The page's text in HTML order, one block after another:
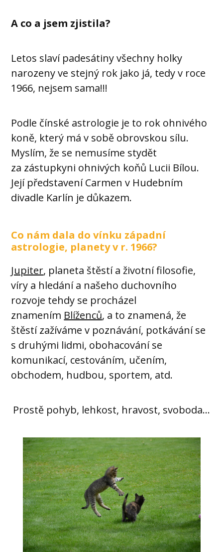
A co a jsem zjistila?
Letos slaví padesátiny všechny holky
narozeny ve stejný rok jako já, tedy v roce
1966, nejsem sama!!!
Podle čínské astrologie je to rok ohnivého
koně, který má v sobě obrovskou sílu.
Myslím, že se nemusíme stydět
za zástupkyni ohnivých koňů Lucii Bílou.
Její představení Carmen v Hudebním
divadle Karlín je důkazem.
Co nám dala do vínku západní
astrologie, planety v r. 1966?
Jupiter, planeta štěstí a životní filosofie,
víry a hledání a našeho duchovního
rozvoje tehdy se procházel
znamením Blíženců, a to znamená, že
štěstí zažíváme v poznávání, potkávání se
s druhými lidmi, obohacování se
komunikací, cestováním, učením,
obchodem, hudbou, sportem, atd.
Prostě pohyb, lehkost, hravost, svoboda…